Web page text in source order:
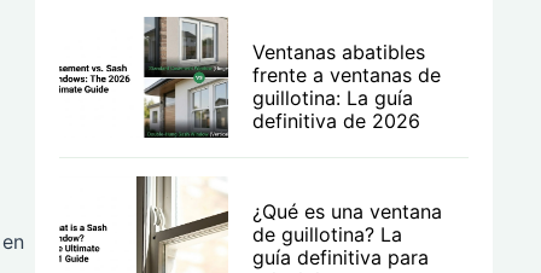
Ventanas abatibles
frente a ventanas de
guillotina: La guía
definitiva de 2026
¿Qué es una ventana
de guillotina? La
guía definitiva para